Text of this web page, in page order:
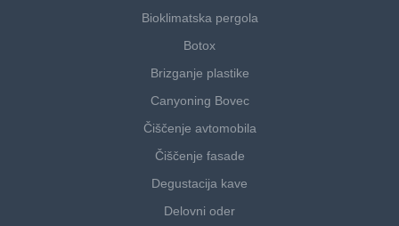
Bioklimatska pergola
Botox
Brizganje plastike
Canyoning Bovec
Čiščenje avtomobila
Čiščenje fasade
Degustacija kave
Delovni oder